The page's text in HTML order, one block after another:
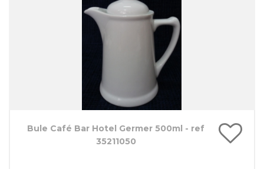
Bule Café Bar Hotel Germer 500ml - ref
35211050